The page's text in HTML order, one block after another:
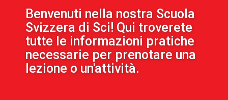
Benvenuti nella nostra Scuola
Svizzera di Sci! Qui troverete
tutte le informazioni pratiche
necessarie per prenotare una
lezione o un'attività.